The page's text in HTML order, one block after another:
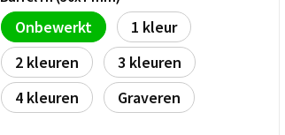
Onbewerkt
1
2
3
4
Graveren